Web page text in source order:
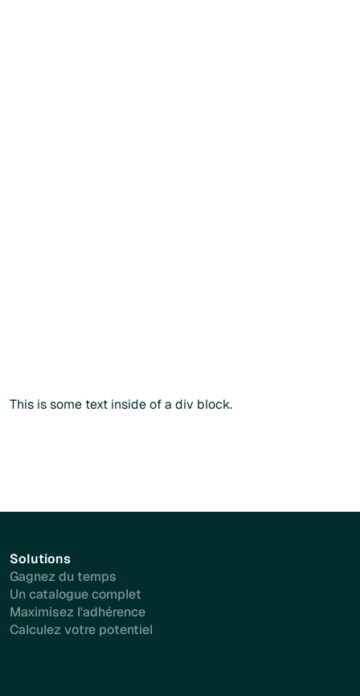
This is some text inside of a div block.
Solutions
Gagnez du temps
Un catalogue complet
Maximisez l'adhérence
Calculez votre potentiel